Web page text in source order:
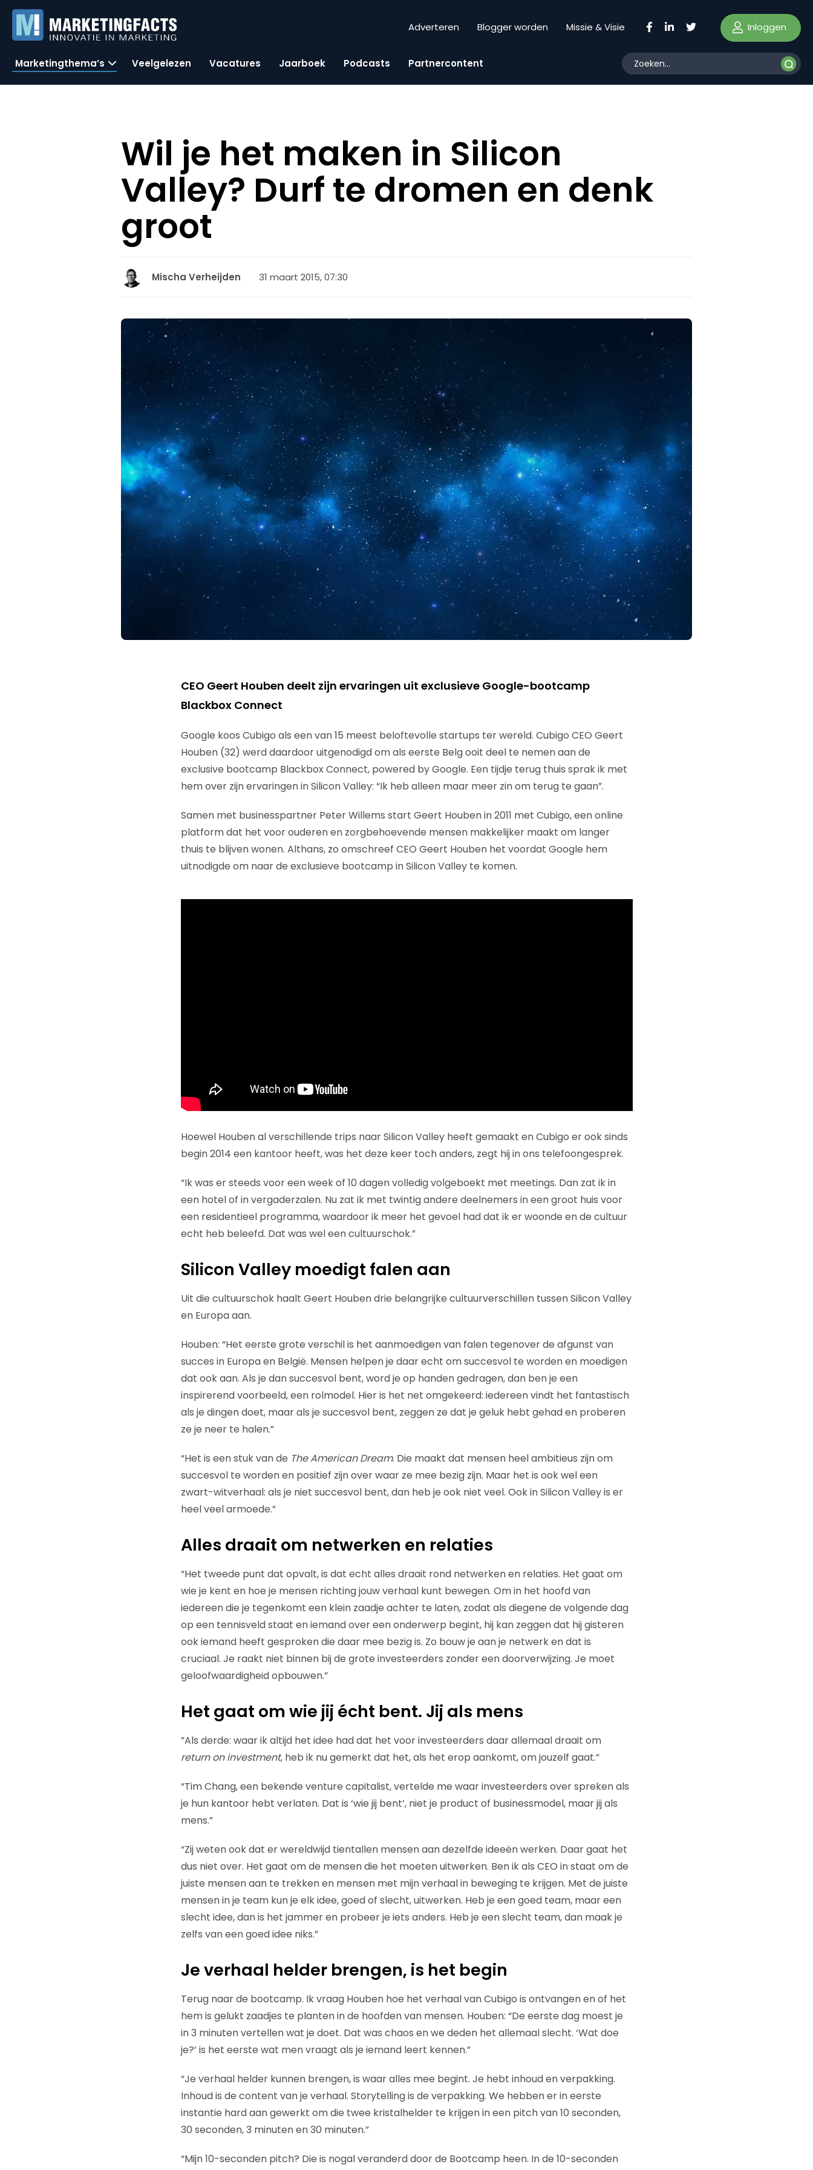
Adverteren Blogger worden Missie & Visie Inloggen
Marketingthema’s Veelgelezen Vacatures Jaarboek Podcasts Partnercontent
Wil je het maken in Silicon
Valley? Durf te dromen en denk
groot
Mischa Verheijden 31 maart 2015, 07:30
CEO Geert Houben deelt zijn ervaringen uit exclusieve Google-bootcamp
Blackbox Connect
Google koos Cubigo als een van 15 meest beloftevolle startups ter wereld. Cubigo CEO Geert
Houben (32) werd daardoor uitgenodigd om als eerste Belg ooit deel te nemen aan de
exclusive bootcamp Blackbox Connect, powered by Google. Een tijdje terug thuis sprak ik met
hem over zijn ervaringen in Silicon Valley: “Ik heb alleen maar meer zin om terug te gaan”.
Samen met businesspartner Peter Willems start Geert Houben in 2011 met Cubigo, een online
platform dat het voor ouderen en zorgbehoevende mensen makkelijker maakt om langer
thuis te blijven wonen. Althans, zo omschreef CEO Geert Houben het voordat Google hem
uitnodigde om naar de exclusieve bootcamp in Silicon Valley te komen.
Hoewel Houben al verschillende trips naar Silicon Valley heeft gemaakt en Cubigo er ook sinds
begin 2014 een kantoor heeft, was het deze keer toch anders, zegt hij in ons telefoongesprek.
“Ik was er steeds voor een week of 10 dagen volledig volgeboekt met meetings. Dan zat ik in
een hotel of in vergaderzalen. Nu zat ik met twintig andere deelnemers in een groot huis voor
een residentieel programma, waardoor ik meer het gevoel had dat ik er woonde en de cultuur
echt heb beleefd. Dat was wel een cultuurschok.”
Silicon Valley moedigt falen aan
Uit die cultuurschok haalt Geert Houben drie belangrijke cultuurverschillen tussen Silicon Valley
en Europa aan.
Houben: “Het eerste grote verschil is het aanmoedigen van falen tegenover de afgunst van
succes in Europa en België. Mensen helpen je daar echt om succesvol te worden en moedigen
dat ook aan. Als je dan succesvol bent, word je op handen gedragen, dan ben je een
inspirerend voorbeeld, een rolmodel. Hier is het net omgekeerd: iedereen vindt het fantastisch
als je dingen doet, maar als je succesvol bent, zeggen ze dat je geluk hebt gehad en proberen
ze je neer te halen.”
“Het is een stuk van de The American Dream. Die maakt dat mensen heel ambitieus zijn om
succesvol te worden en positief zijn over waar ze mee bezig zijn. Maar het is ook wel een
zwart-witverhaal: als je niet succesvol bent, dan heb je ook niet veel. Ook in Silicon Valley is er
heel veel armoede.”
Alles draait om netwerken en relaties
“Het tweede punt dat opvalt, is dat echt alles draait rond netwerken en relaties. Het gaat om
wie je kent en hoe je mensen richting jouw verhaal kunt bewegen. Om in het hoofd van
iedereen die je tegenkomt een klein zaadje achter te laten, zodat als diegene de volgende dag
op een tennisveld staat en iemand over een onderwerp begint, hij kan zeggen dat hij gisteren
ook iemand heeft gesproken die daar mee bezig is. Zo bouw je aan je netwerk en dat is
cruciaal. Je raakt niet binnen bij de grote investeerders zonder een doorverwijzing. Je moet
geloofwaardigheid opbouwen.”
Het gaat om wie jij écht bent. Jij als mens
”Als derde: waar ik altijd het idee had dat het voor investeerders daar allemaal draait om
return on investment, heb ik nu gemerkt dat het, als het erop aankomt, om jouzelf gaat.”
“Tim Chang, een bekende venture capitalist, vertelde me waar investeerders over spreken als
je hun kantoor hebt verlaten. Dat is ‘wie jij bent’, niet je product of businessmodel, maar jij als
mens.”
“Zij weten ook dat er wereldwijd tientallen mensen aan dezelfde ideeën werken. Daar gaat het
dus niet over. Het gaat om de mensen die het moeten uitwerken. Ben ik als CEO in staat om de
juiste mensen aan te trekken en mensen met mijn verhaal in beweging te krijgen. Met de juiste
mensen in je team kun je elk idee, goed of slecht, uitwerken. Heb je een goed team, maar een
slecht idee, dan is het jammer en probeer je iets anders. Heb je een slecht team, dan maak je
zelfs van een goed idee niks.”
Je verhaal helder brengen, is het begin
Terug naar de bootcamp. Ik vraag Houben hoe het verhaal van Cubigo is ontvangen en of het
hem is gelukt zaadjes te planten in de hoofden van mensen. Houben: “De eerste dag moest je
in 3 minuten vertellen wat je doet. Dat was chaos en we deden het allemaal slecht. ‘Wat doe
je?’ is het eerste wat men vraagt als je iemand leert kennen.”
“Je verhaal helder kunnen brengen, is waar alles mee begint. Je hebt inhoud en verpakking.
Inhoud is de content van je verhaal. Storytelling is de verpakking. We hebben er in eerste
instantie hard aan gewerkt om die twee kristalhelder te krijgen in een pitch van 10 seconden,
30 seconden, 3 minuten en 30 minuten.”
“Mijn 10-seconden pitch? Die is nogal veranderd door de Bootcamp heen. In de 10-seconden